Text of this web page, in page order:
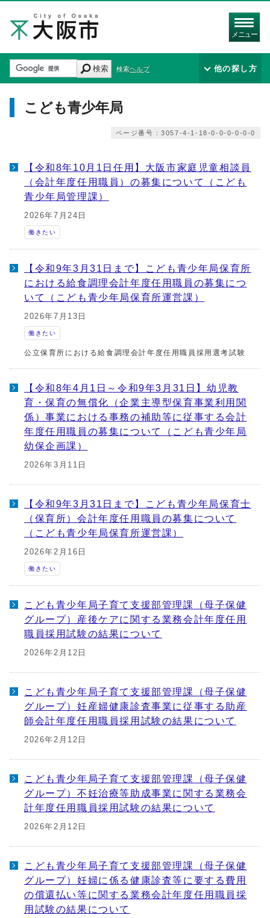
メニュー
検索 検索ヘルプ 他の探し方
こども青少年局
ページ番号：3057-4-1-18-0-0-0-0-0-0
【令和8年10月1日任用】大阪市家庭児童相談員
（会計年度任用職員）の募集について（こども
青少年局管理課）
2026年7月24日
働きたい
【令和9年3月31日まで】こども青少年局保育所
における給食調理会計年度任用職員の募集につ
いて（こども青少年局保育所運営課）
2026年7月13日
働きたい
公立保育所における給食調理会計年度任用職員採用選考試験
【令和8年4月1日～令和9年3月31日】幼児教
育・保育の無償化（企業主導型保育事業利用関
係）事業における事務の補助等に従事する会計
年度任用職員の募集について（こども青少年局
幼保企画課）
2026年3月11日
【令和9年3月31日まで】こども青少年局保育士
（保育所）会計年度任用職員の募集について
（こども青少年局保育所運営課）
2026年2月16日
働きたい
こども青少年局子育て支援部管理課（母子保健
グループ）産後ケアに関する業務会計年度任用
職員採用試験の結果について
2026年2月12日
こども青少年局子育て支援部管理課（母子保健
グループ）妊産婦健康診査事業に従事する助産
師会計年度任用職員採用試験の結果について
2026年2月12日
こども青少年局子育て支援部管理課（母子保健
グループ）不妊治療等助成事業に関する業務会
計年度任用職員採用試験の結果について
2026年2月12日
こども青少年局子育て支援部管理課（母子保健
グループ）妊婦に係る健康診査等に要する費用
の償還払い等に関する業務会計年度任用職員採
用試験の結果について